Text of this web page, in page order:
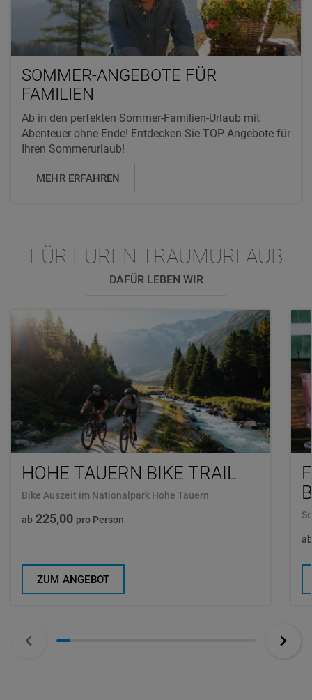
SOMMER-ANGEBOTE FÜR
FAMILIEN
Ab in den perfekten Sommer-Familien-Urlaub mit
Abenteuer ohne Ende! Entdecken Sie TOP Angebote für
Ihren Sommerurlaub!
MEHR ERFAHREN
FÜR EUREN TRAUMURLAUB
DAFÜR LEBEN WIR
HOHE TAUERN BIKE TRAIL
Bike Auszeit im Nationalpark Hohe Tauern
ab 225,00 pro Person
ZUM ANGEBOT
ab